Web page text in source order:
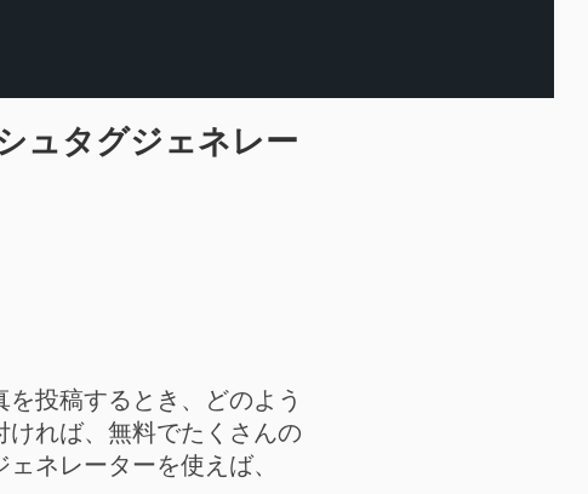
ュタグジェネレー
投稿するとき、どのよう
れば、無料でたくさんの
ネレーターを使えば、